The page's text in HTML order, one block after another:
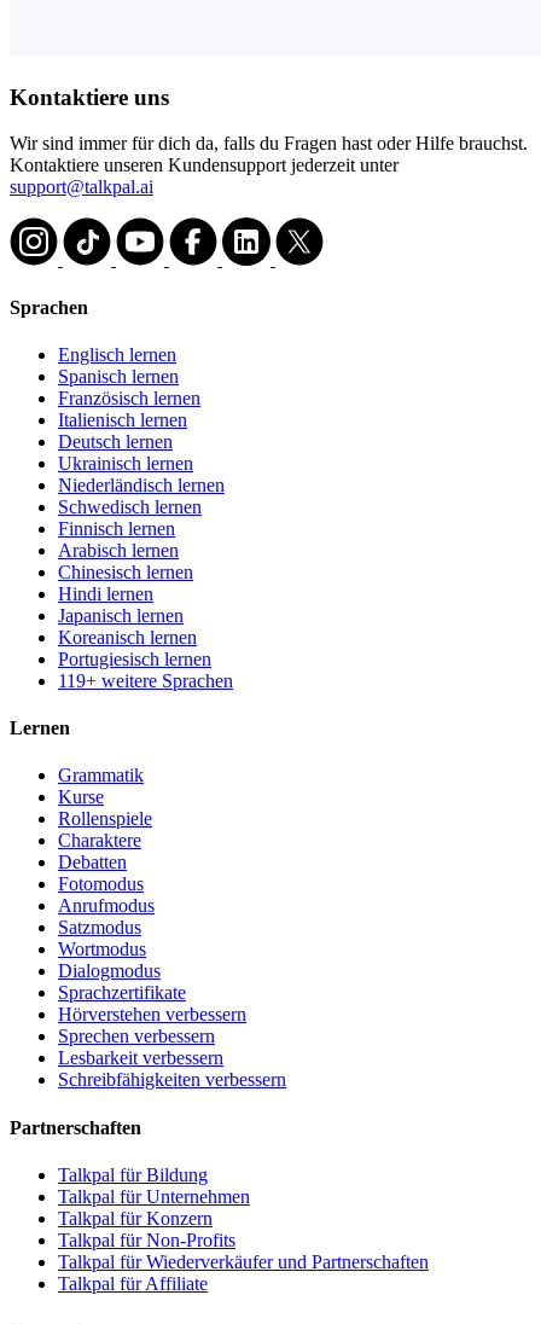
Kontaktiere uns
Wir sind immer für dich da, falls du Fragen hast oder Hilfe brauchst.
Kontaktiere unseren Kundensupport jederzeit unter
support@talkpal.ai
Sprachen
Englisch lernen
Spanisch lernen
Französisch lernen
Italienisch lernen
Deutsch lernen
Ukrainisch lernen
Niederländisch lernen
Schwedisch lernen
Finnisch lernen
Arabisch lernen
Chinesisch lernen
Hindi lernen
Japanisch lernen
Koreanisch lernen
Portugiesisch lernen
119+ weitere Sprachen
Lernen
Grammatik
Kurse
Rollenspiele
Charaktere
Debatten
Fotomodus
Anrufmodus
Satzmodus
Wortmodus
Dialogmodus
Sprachzertifikate
Hörverstehen verbessern
Sprechen verbessern
Lesbarkeit verbessern
Schreibfähigkeiten verbessern
Partnerschaften
Talkpal für Bildung
Talkpal für Unternehmen
Talkpal für Konzern
Talkpal für Non-Profits
Talkpal für Wiederverkäufer und Partnerschaften
Talkpal für Affiliate